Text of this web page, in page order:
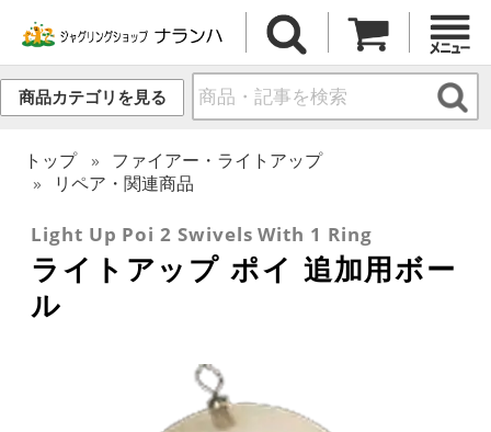
商品カテゴリを見る
トップ
ファイアー・ライトアップ
リペア・関連商品
Light Up Poi 2 Swivels With 1 Ring
ライトアップ ポイ 追加用ボー
ル